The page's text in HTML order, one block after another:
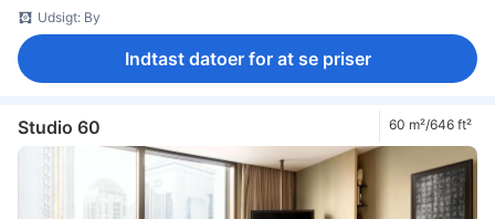
Udsigt: By
Indtast datoer for at se priser
Studio 60 60 m²/646 ft²